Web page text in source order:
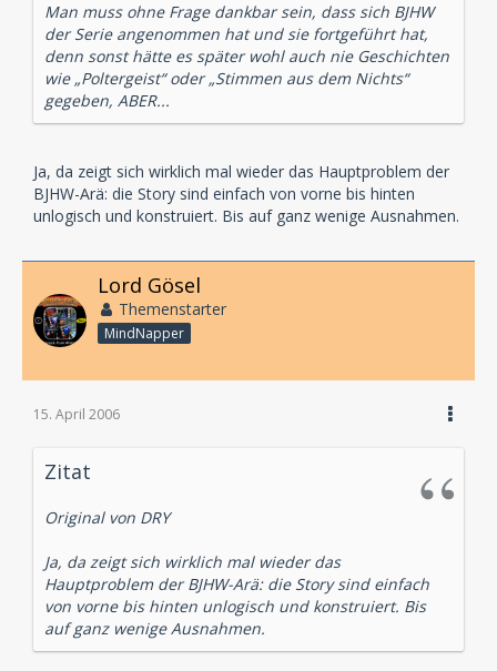
Man muss ohne Frage dankbar sein, dass sich BJHW
der Serie angenommen hat und sie fortgeführt hat,
denn sonst hätte es später wohl auch nie Geschichten
wie „Poltergeist“ oder „Stimmen aus dem Nichts“
gegeben, ABER...
Ja, da zeigt sich wirklich mal wieder das Hauptproblem der
BJHW-Arä: die Story sind einfach von vorne bis hinten
unlogisch und konstruiert. Bis auf ganz wenige Ausnahmen.
Lord Gösel
Themenstarter
MindNapper
15. April 2006
Zitat
Original von DRY
Ja, da zeigt sich wirklich mal wieder das
Hauptproblem der BJHW-Arä: die Story sind einfach
von vorne bis hinten unlogisch und konstruiert. Bis
auf ganz wenige Ausnahmen.